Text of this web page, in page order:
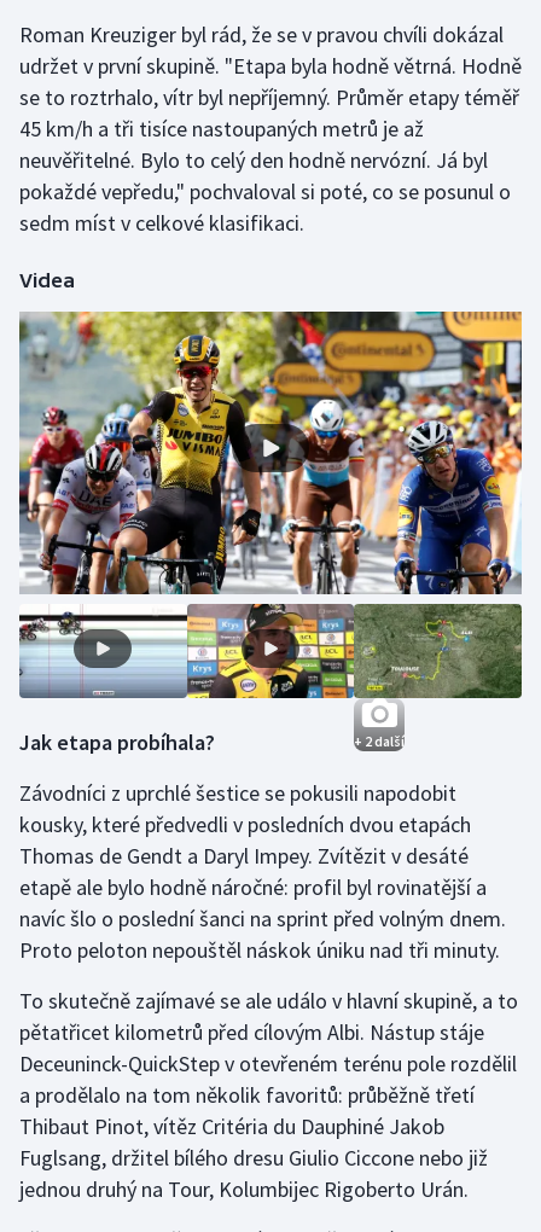
Short track
Sportovní střelba
Stolní tenis
Triatlon
Veslování
Vodní slalom
Volejbal
Ostatní
Roman Kreuziger byl rád, že se v pravou chvíli dokázal
udržet v první skupině. "Etapa byla hodně větrná. Hodně
se to roztrhalo, vítr byl nepříjemný. Průměr etapy téměř
45 km/h a tři tisíce nastoupaných metrů je až
neuvěřitelné. Bylo to celý den hodně nervózní. Já byl
pokaždé vepředu," pochvaloval si poté, co se posunul o
sedm míst v celkové klasifikaci.
Videa
+ 2 další
Jak etapa probíhala?
Závodníci z uprchlé šestice se pokusili napodobit
kousky, které předvedli v posledních dvou etapách
Thomas de Gendt a Daryl Impey. Zvítězit v desáté
etapě ale bylo hodně náročné: profil byl rovinatější a
navíc šlo o poslední šanci na sprint před volným dnem.
Proto peloton nepouštěl náskok úniku nad tři minuty.
To skutečně zajímavé se ale událo v hlavní skupině, a to
pětatřicet kilometrů před cílovým Albi. Nástup stáje
Deceuninck-QuickStep v otevřeném terénu pole rozdělil
a prodělalo na tom několik favoritů: průběžně třetí
Thibaut Pinot, vítěz Critéria du Dauphiné Jakob
Fuglsang, držitel bílého dresu Giulio Ciccone nebo již
jednou druhý na Tour, Kolumbijec Rigoberto Urán.